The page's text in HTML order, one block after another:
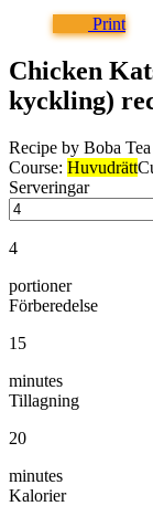
Print
Chicken
kyckling)
Recipe by Boba
Course: Huvudrätt
Serveringar
4
portioner
Förberedelse
15
minutes
Tillagning
20
minutes
Kalorier